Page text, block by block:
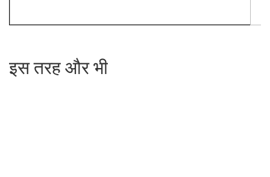
इस तरह और भी